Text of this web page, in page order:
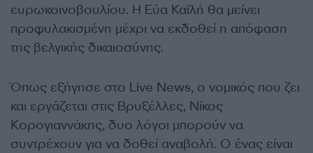
ευρωκοινοβουλίου. Η Εύα Καϊλή θα μείνει
προφυλακισμένη μέχρι να εκδοθεί η απόφαση
της βελγικής δικαιοσύνης.
Όπως εξήγησε στο Live News, ο νομικός που ζει
και εργάζεται στις Βρυξέλλες, Νίκος
Κορογιαννάκης, δυο λόγοι μπορούν να
συντρέχουν για να δοθεί αναβολή. Ο ένας είναι